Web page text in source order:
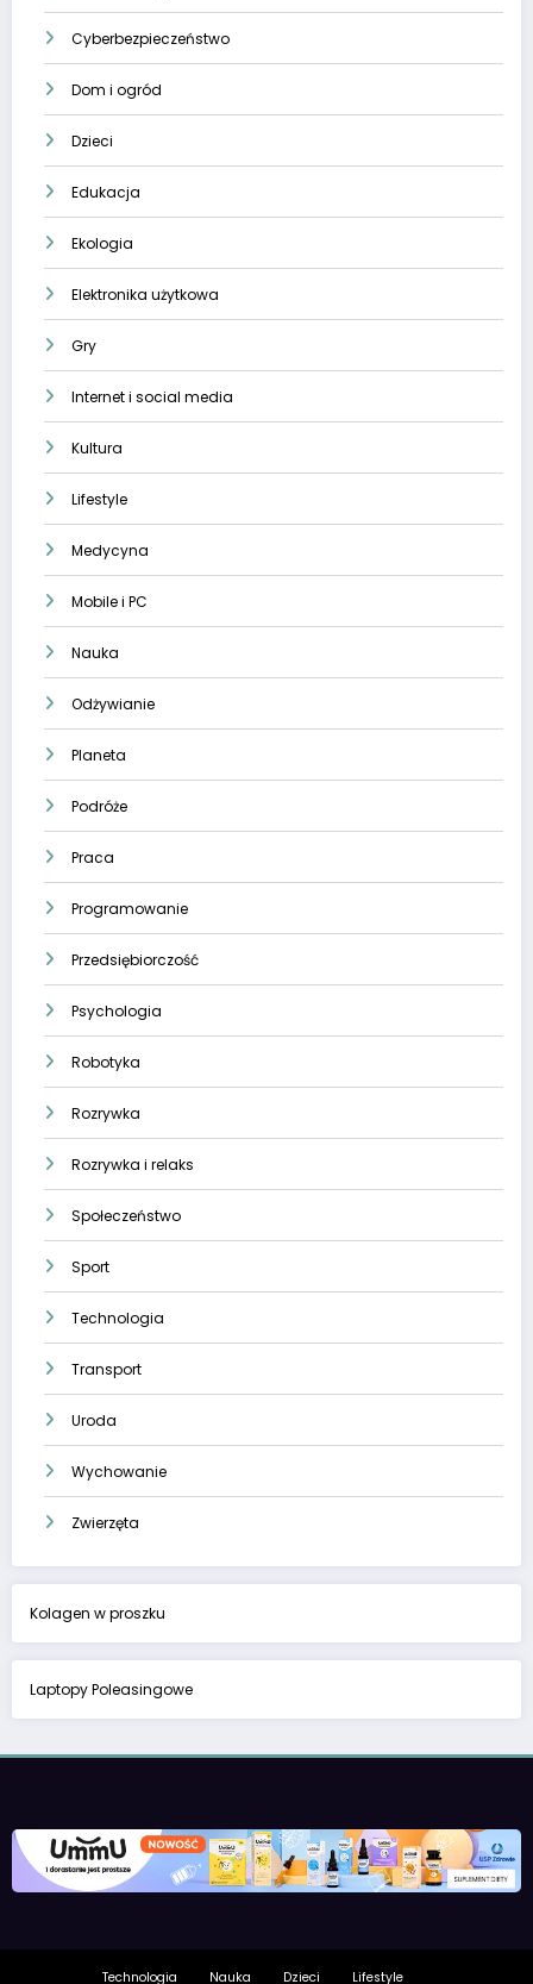
Cyberbezpieczeństwo
Dom i ogród
Dzieci
Edukacja
Ekologia
Elektronika użytkowa
Gry
Internet i social media
Kultura
Lifestyle
Medycyna
Mobile i PC
Nauka
Odżywianie
Planeta
Podróże
Praca
Programowanie
Przedsiębiorczość
Psychologia
Robotyka
Rozrywka
Rozrywka i relaks
Społeczeństwo
Sport
Technologia
Transport
Uroda
Wychowanie
Zwierzęta
Kolagen w proszku
Laptopy Poleasingowe
Technologia Nauka Dzieci Lifestyle